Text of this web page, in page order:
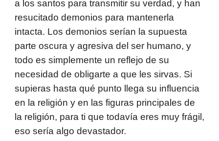
a los santos para transmitir su verdad, y han
resucitado demonios para mantenerla
intacta. Los demonios serían la supuesta
parte oscura y agresiva del ser humano, y
todo es simplemente un reflejo de su
necesidad de obligarte a que les sirvas. Si
supieras hasta qué punto llega su influencia
en la religión y en las figuras principales de
la religión, para ti que todavía eres muy frágil,
eso sería algo devastador.